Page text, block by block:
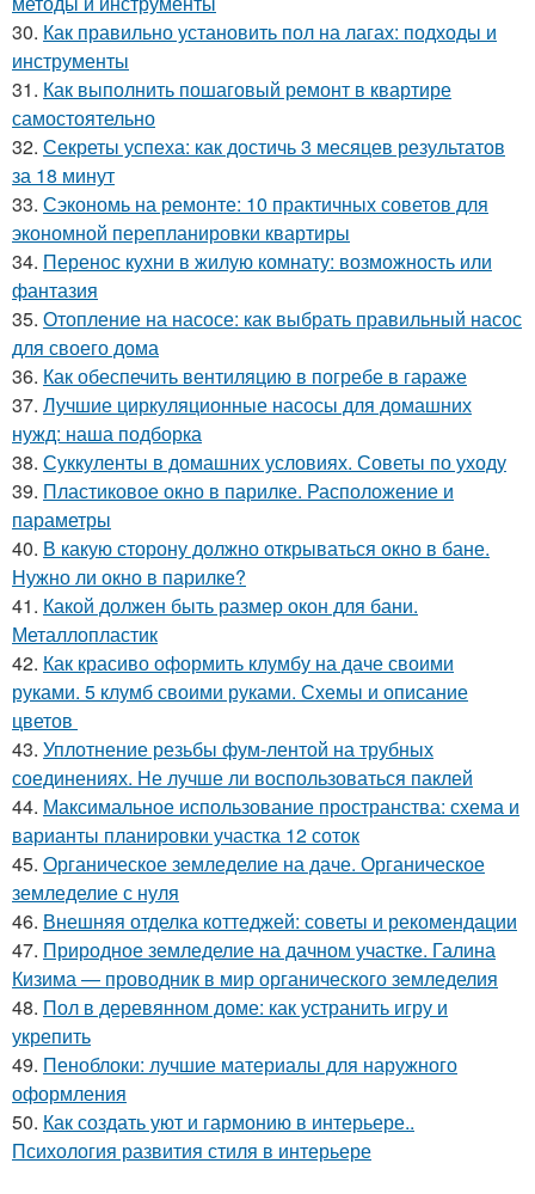
30. Как правильно установить пол на лагах: подходы и
инструменты
31. Как выполнить пошаговый ремонт в квартире
самостоятельно
32. Секреты успеха: как достичь 3 месяцев результатов
за 18 минут
33. Сэкономь на ремонте: 10 практичных советов для
экономной перепланировки квартиры
34. Перенос кухни в жилую комнату: возможность или
фантазия
35. Отопление на насосе: как выбрать правильный насос
для своего дома
36. Как обеспечить вентиляцию в погребе в гараже
37. Лучшие циркуляционные насосы для домашних
нужд: наша подборка
38. Суккуленты в домашних условиях. Советы по уходу
39. Пластиковое окно в парилке. Расположение и
параметры
40. В какую сторону должно открываться окно в бане.
Нужно ли окно в парилке?
41. Какой должен быть размер окон для бани.
Металлопластик
42. Как красиво оформить клумбу на даче своими
руками. 5 клумб своими руками. Схемы и описание
цветов
43. Уплотнение резьбы фум-лентой на трубных
соединениях. Не лучше ли воспользоваться паклей
44. Максимальное использование пространства: схема и
варианты планировки участка 12 соток
45. Органическое земледелие на даче. Органическое
земледелие с нуля
46. Внешняя отделка коттеджей: советы и рекомендации
47. Природное земледелие на дачном участке. Галина
Кизима — проводник в мир органического земледелия
48. Пол в деревянном доме: как устранить игру и
укрепить
49. Пеноблоки: лучшие материалы для наружного
оформления
50. Как создать уют и гармонию в интерьере..
Психология развития стиля в интерьере